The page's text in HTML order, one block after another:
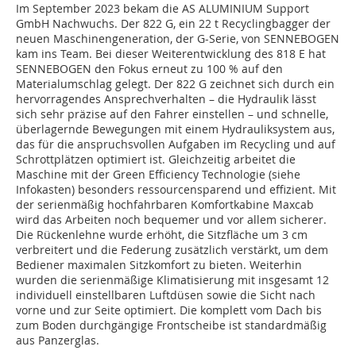
Im September 2023 bekam die AS ALUMINIUM Support
GmbH Nachwuchs. Der 822 G, ein 22 t Recyclingbagger der
neuen Maschinengeneration, der G-Serie, von SENNEBOGEN
kam ins Team. Bei dieser Weiterentwicklung des 818 E hat
SENNEBOGEN den Fokus erneut zu 100 % auf den
Materialumschlag gelegt. Der 822 G zeichnet sich durch ein
hervorragendes Ansprechverhalten – die Hydraulik lässt
sich sehr präzise auf den Fahrer einstellen – und schnelle,
überlagernde Bewegungen mit einem Hydrauliksystem aus,
das für die anspruchsvollen Aufgaben im Recycling und auf
Schrottplätzen optimiert ist. Gleichzeitig arbeitet die
Maschine mit der Green Efficiency Technologie (siehe
Infokasten) besonders ressourcensparend und effizient. Mit
der serienmäßig hochfahrbaren Komfortkabine Maxcab
wird das Arbeiten noch bequemer und vor allem sicherer.
Die Rückenlehne wurde erhöht, die Sitzfläche um 3 cm
verbreitert und die Federung zusätzlich verstärkt, um dem
Bediener maximalen Sitzkomfort zu bieten. Weiterhin
wurden die serienmäßige Klimatisierung mit insgesamt 12
individuell einstellbaren Luftdüsen sowie die Sicht nach
vorne und zur Seite optimiert. Die komplett vom Dach bis
zum Boden durchgängige Frontscheibe ist standardmäßig
aus Panzerglas.